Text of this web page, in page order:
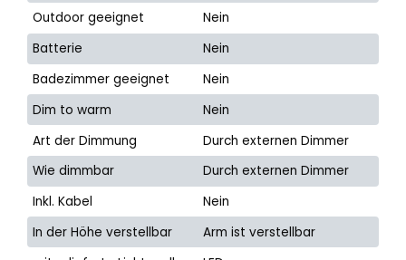
Outdoor geeignet
Nein
Batterie
Nein
Badezimmer geeignet
Nein
Dim to warm
Nein
Art der Dimmung
Durch externen Dimmer
Wie dimmbar
Durch externen Dimmer
Inkl. Kabel
Nein
In der Höhe verstellbar
Arm ist verstellbar